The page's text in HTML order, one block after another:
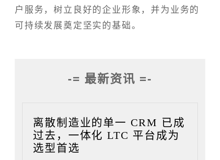
户服务，树立良好的企业形象，并为业务的
可持续发展奠定坚实的基础。
-= 最新资讯 =-
离散制造业的单一 CRM 已成
过去，一体化 LTC 平台成为
选型首选